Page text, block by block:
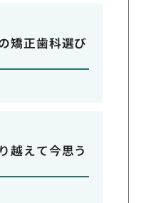
矯正歯科選び
越えて今思う